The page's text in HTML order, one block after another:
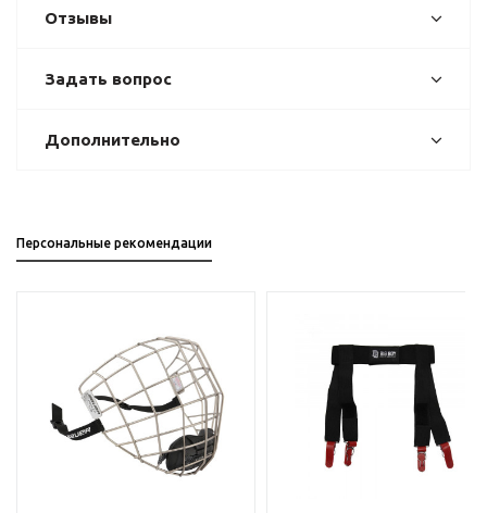
Отзывы
Задать вопрос
Дополнительно
Персональные рекомендации